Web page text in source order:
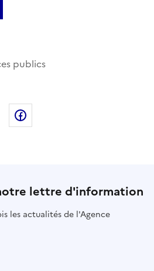
publics
la page dans le presse-papier
lettre d'information
les actualités de l'Agence